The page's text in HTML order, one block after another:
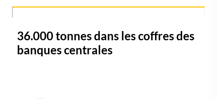
36.000 tonnes dans les coffres des
banques centrales